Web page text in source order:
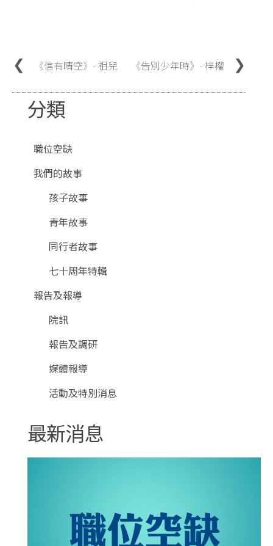
《告別少年時》- 梓權
《信有晴空》- 祖兒
分類
職位空缺
我們的故事
孩子故事
青年故事
同行者故事
七十周年特輯
報告及報導
院訊
報告及調研
媒體報導
活動及特別消息
最新消息